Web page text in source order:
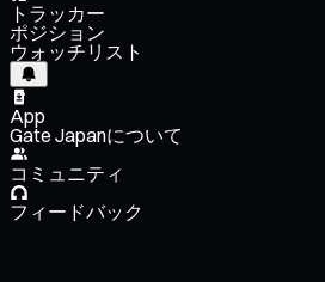
トラッカー
ポジション
ウォッチリスト
App
Gate Japanについて
コミュニティ
フィードバック